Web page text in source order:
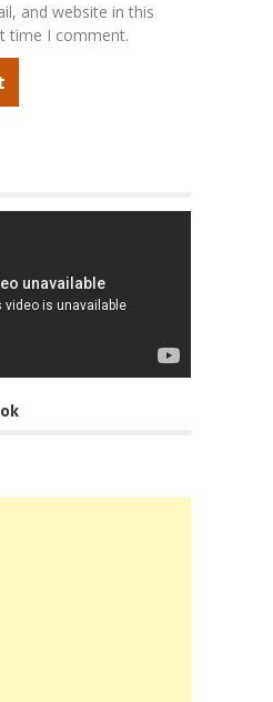
and website in this
time I comment.